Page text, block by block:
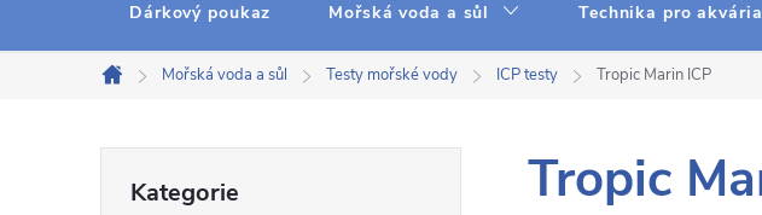
Dárkový poukaz Mořská voda a sůl Technika pro akvária
Domů
Mořská voda a sůl Testy mořské vody ICP testy Tropic Marin ICP
kategorie
Kategorie Tropic